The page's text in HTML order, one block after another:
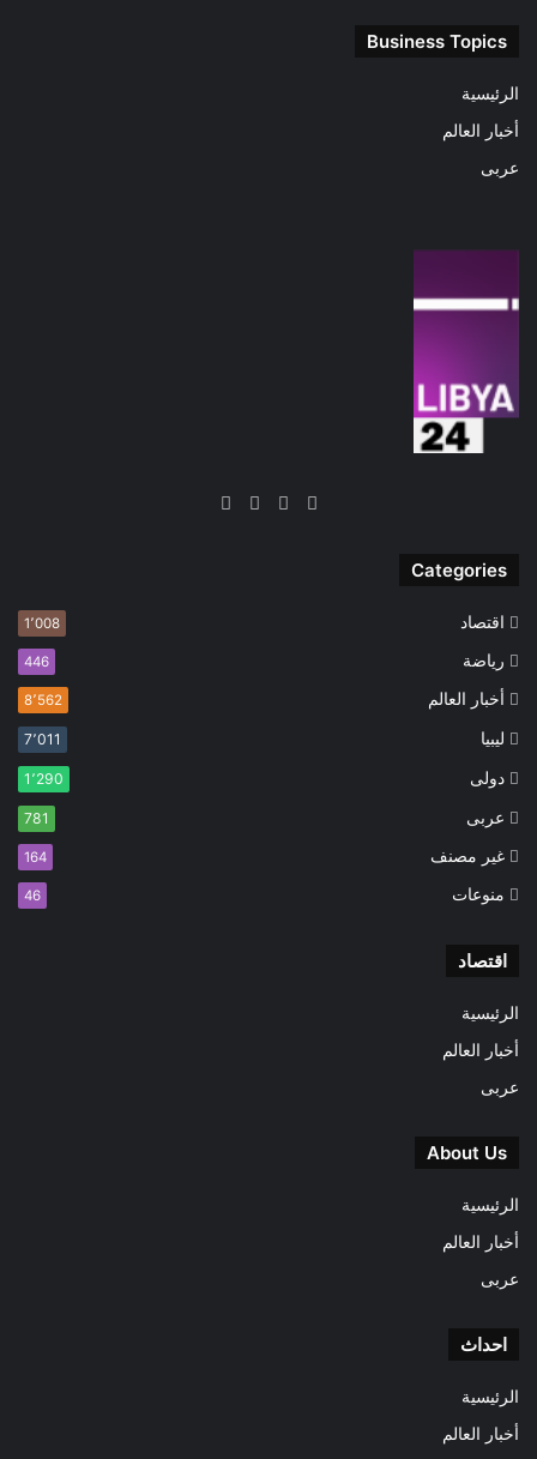
Business Topics
الرئيسية
أخبار العالم
عربى
فيسبوك
‫X
‫YouTube
Categories
اقتصاد 1٬008
رياضة 446
أخبار العالم 8٬562
ليبيا 7٬011
دولى 1٬290
عربى 781
غير مصنف 164
منوعات 46
اقتصاد
الرئيسية
أخبار العالم
عربى
About Us
الرئيسية
أخبار العالم
عربى
احداث
الرئيسية
أخبار العالم